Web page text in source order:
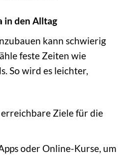
in den Alltag
kann schwierig
feste Zeiten wie
So wird es leichter,
erreichbare Ziele für die
oder Online-Kurse, um